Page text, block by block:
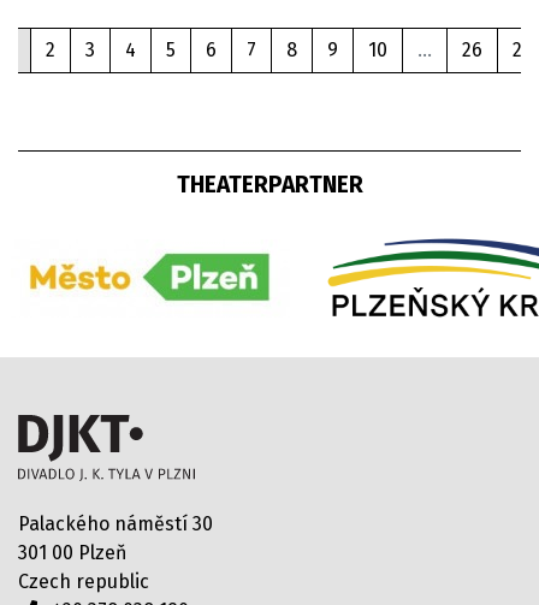
2 3 4 5 6 7 8 9 10 ... 26 27
THEATERPARTNER
Palackého náměstí 30
301 00 Plzeň
Czech republic